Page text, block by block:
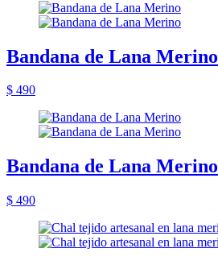
Bandana de Lana Merino
$ 490
Bandana de Lana Merino
$ 490